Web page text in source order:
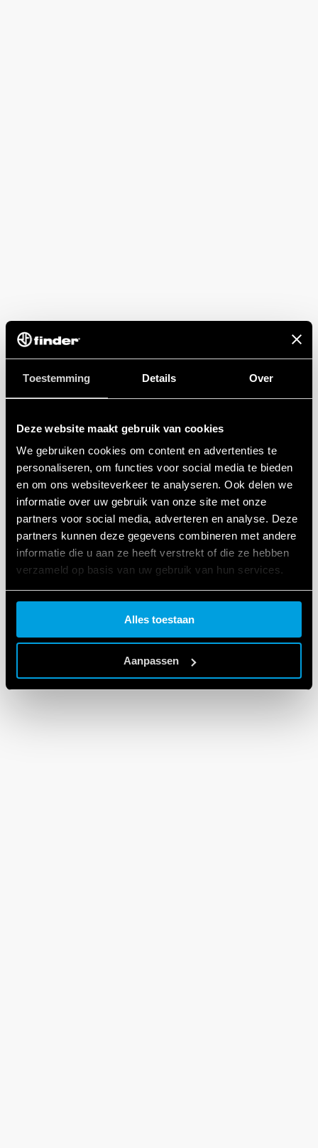
Toestemming Details Over
Deze website maakt gebruik van cookies
We gebruiken cookies om content en advertenties te
personaliseren, om functies voor social media te bieden
en om ons websiteverkeer te analyseren. Ook delen we
informatie over uw gebruik van onze site met onze
partners voor social media, adverteren en analyse. Deze
partners kunnen deze gegevens combineren met andere
informatie die u aan ze heeft verstrekt of die ze hebben
verzameld op basis van uw gebruik van hun services.
Cookie policy.
Alles toestaan
Aanpassen